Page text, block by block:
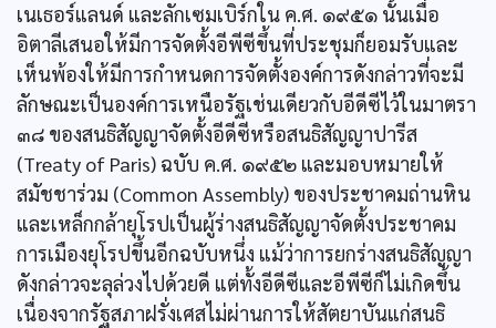
เนเธอร์แลนด์ และลักเซมเบิร์กใน ค.ศ. ๑๙๕๑ นั้นเมื่อ
อิตาลีเสนอให้มีการจัดตั้งอีพีซีขึ้นที่ประชุมก็ยอมรับและ
เห็นพ้องให้มีการกำหนดการจัดตั้งองค์การดังกล่าวที่จะมี
ลักษณะเป็นองค์การเหนือรัฐเช่นเดียวกับอีดีซีไว้ในมาตรา
๓๘ ของสนธิสัญญาจัดตั้งอีดีซีหรือสนธิสัญญาปารีส
(Treaty of Paris) ฉบับ ค.ศ. ๑๙๕๒ และมอบหมายให้
สมัชชาร่วม (Common Assembly) ของประชาคมถ่านหิน
และเหล็กกล้ายุโรปเป็นผู้ร่างสนธิสัญญาจัดตั้งประชาคม
การเมืองยุโรปขึ้นอีกฉบับหนึ่ง แม้ว่าการยกร่างสนธิสัญญา
ดังกล่าวจะลุล่วงไปด้วยดี แต่ทั้งอีดีซีและอีพีซีก็ไม่เกิดขึ้น
เนื่องจากรัฐสภาฝรั่งเศสไม่ผ่านการให้สัตยาบันแก่สนธิ